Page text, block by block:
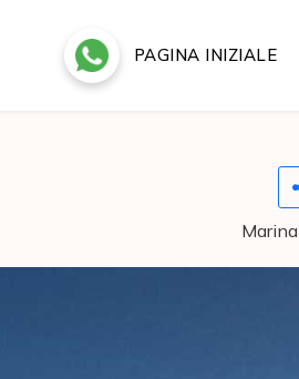
PAGINA INIZIALE